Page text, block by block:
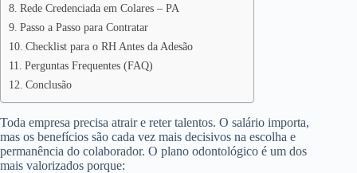
Rede Credenciada em Colares – PA
Passo a Passo para Contratar
Checklist para o RH Antes da Adesão
Perguntas Frequentes (FAQ)
Conclusão
Toda empresa precisa atrair e reter talentos. O salário importa,
mas os benefícios são cada vez mais decisivos na escolha e
permanência do colaborador. O plano odontológico é um dos
mais valorizados porque: